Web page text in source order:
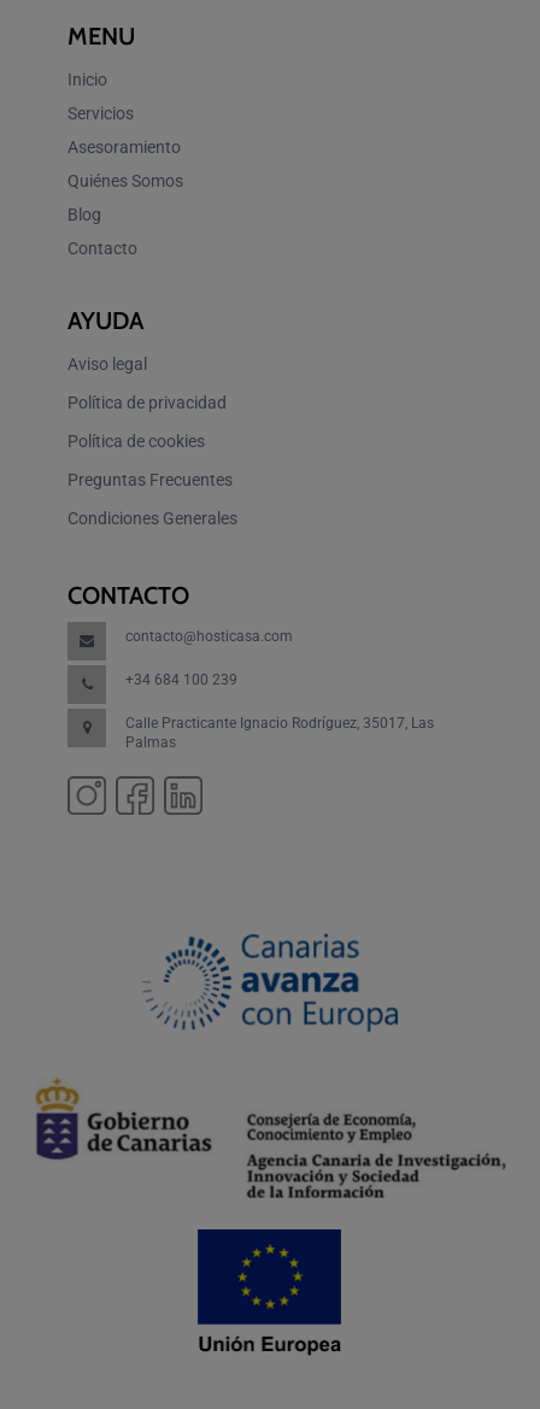
MENU
Inicio
Servicios
Asesoramiento
Quiénes Somos
Blog
Contacto
AYUDA
Aviso legal
Política de privacidad
Política de cookies
Preguntas Frecuentes
Condiciones Generales
CONTACTO
contacto@hosticasa.com
+34 684 100 239
Calle Practicante Ignacio Rodríguez, 35017, Las
Palmas